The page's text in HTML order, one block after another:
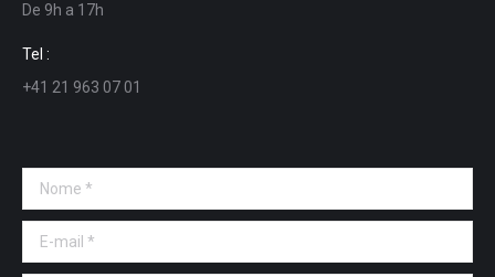
new
window
new
De 9h a 17h
Tel :
+41 21 963 07 01
Nome *
E-mail *